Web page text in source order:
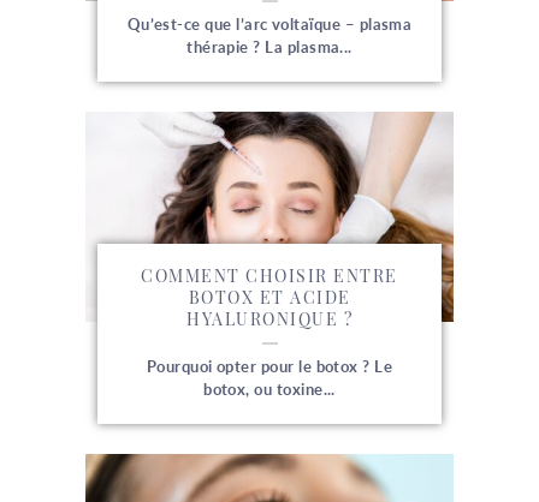
Qu’est-ce que l’arc voltaïque – plasma
thérapie ? La plasma...
COMMENT CHOISIR ENTRE
BOTOX ET ACIDE
HYALURONIQUE ?
Pourquoi opter pour le botox ? Le
botox, ou toxine...